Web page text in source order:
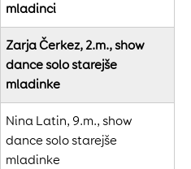
mladinci
Zarja Čerkez, 2.m., show
dance solo starejše
mladinke
Nina Latin, 9.m., show
dance solo starejše
mladinke